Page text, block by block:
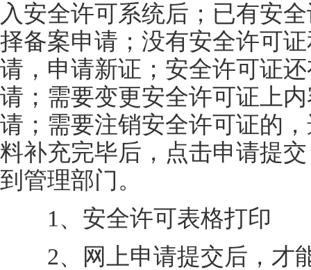
入安全许可系统后；已有安
择备案申请；没有安全许可
请，申请新证；安全许可证
请；需要变更安全许可证上
请；需要注销安全许可证的
料补充完毕后，点击申请提
到管理部门。
1、安全许可表格打印
2、网上申请提交后，才